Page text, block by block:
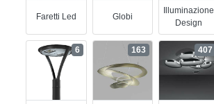
Faretti Led Globi
Illuminazione
Design
6 163 407